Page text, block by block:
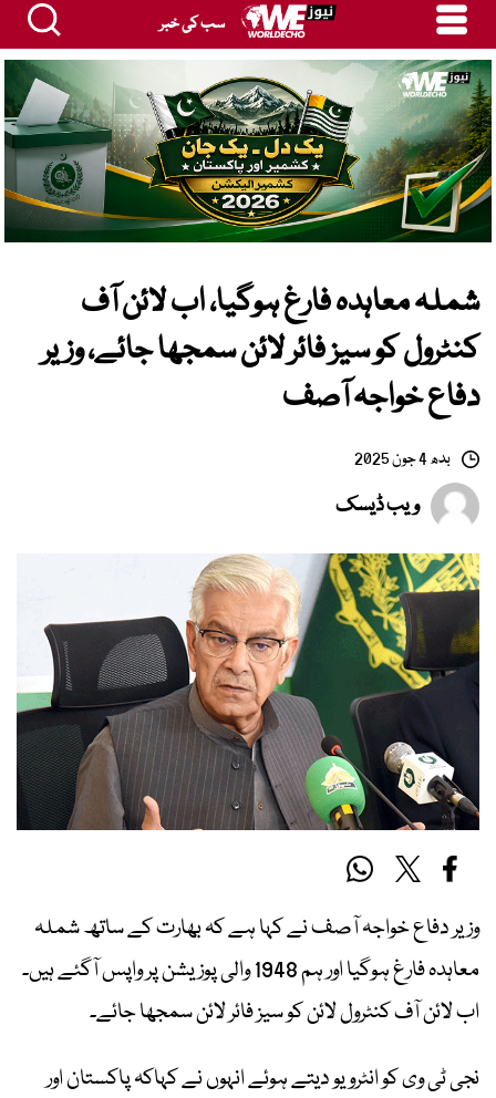
سب کی خبر
شملہ معاہدہ فارغ ہوگیا، اب لائن آف
کنٹرول کو سیز فائر لائن سمجھا جائے، وزیر
دفاع خواجہ آصف
بدھ 4 جون 2025
ویب ڈیسک
وزیر دفاع خواجہ آصف نے کہا ہے کہ بھارت کے ساتھ شملہ
معاہدہ فارغ ہوگیا اور ہم 1948 والی پوزیشن پر واپس آگئے ہیں۔
اب لائن آف کنٹرول لائن کو سیز فائر لائن سمجھا جائے۔
نجی ٹی وی کو انٹرویو دیتے ہوئے انہوں نے کہاکہ پاکستان اور